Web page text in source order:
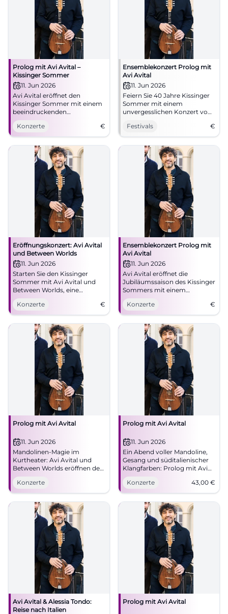
Prolog mit Avi Avital –
Kissinger Sommer
11. Jun 2026
Avi Avital eröffnet den
Kissinger Sommer mit einem
beeindruckenden
Mandolinenkonzert im
Kurtheater Bad Kissingen. Ein
Muss für Musikliebhaber!
Konzerte €
Ensemblekonzert Prolog mit
Avi Avital
11. Jun 2026
Feiern Sie 40 Jahre Kissinger
Sommer mit einem
unvergesslichen Konzert von
Worlds Ensemble.
Festivals €
Eröffnungskonzert: Avi Avital
und Between Worlds
11. Jun 2026
Starten Sie den Kissinger
Sommer mit Avi Avital und
Between Worlds, eine
harmonische Fusion
klassischer und
zeitgenössischer Musik.
Konzerte €
Ensemblekonzert Prolog mit
Avi Avital
11. Jun 2026
Avi Avital eröffnet die
Jubiläumssaison des Kissinger
Sommers mit einem
einzigartigen
Ensemblekonzert im
Kurtheater.
Konzerte €
Prolog mit Avi Avital
11. Jun 2026
Mandolinen-Magie im
Kurtheater: Avi Avital und
Between Worlds eröffnen den
Kissinger Sommer. 11.06.2026,
19:30 Uhr. Intensives
Konzerterlebnis, starke
Akustik. Jetzt Tickets sichern.
#KissingerSommer
Konzerte
Prolog mit Avi Avital
11. Jun 2026
Ein Abend voller Mandoline,
Gesang und süditalienischer
Klangfarben: Prolog mit Avi
Avital im Kurtheater Bad
Kissingen. Festivalauftakt am
11.06.2026 ab 43 Euro.
#KissingerSommer
Konzerte 43,00 €
Avi Avital & Alessia Tondo:
Reise nach Italien
Prolog mit Avi Avital